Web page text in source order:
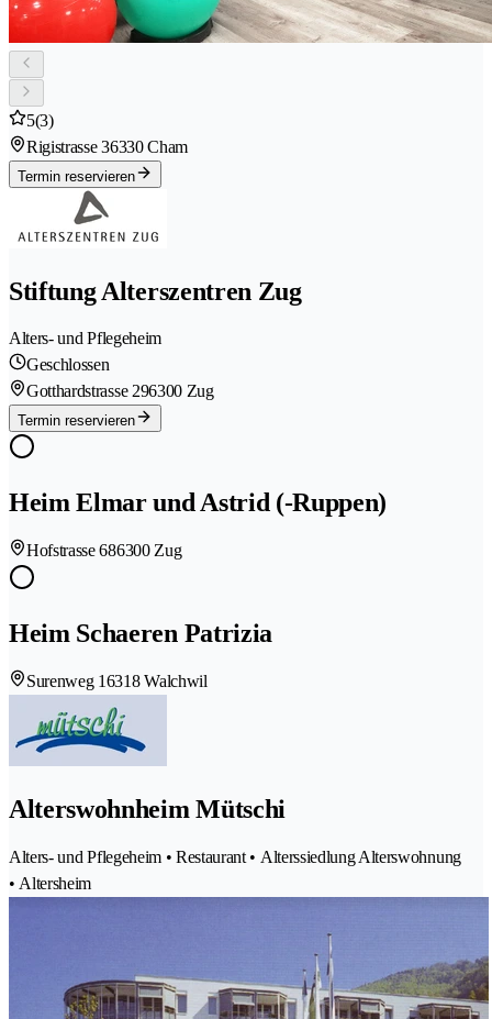
5(3)
Rigistrasse 36330 Cham
Termin reservieren
Stiftung Alterszentren Zug
Alters- und Pflegeheim
Geschlossen
Gotthardstrasse 296300 Zug
Termin reservieren
Heim Elmar und Astrid (-Ruppen)
Hofstrasse 686300 Zug
Heim Schaeren Patrizia
Surenweg 16318 Walchwil
Alterswohnheim Mütschi
Alters- und Pflegeheim • Restaurant • Alterssiedlung Alterswohnung
• Altersheim